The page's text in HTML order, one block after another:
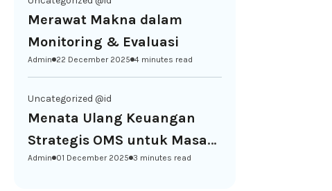
Merawat Makna dalam
Monitoring & Evaluasi
Admin 22 December 2025 4 minutes read
Uncategorized @id
Menata Ulang Keuangan
Strategis OMS untuk Masa
Depan yang Berkelanjutan
Admin 01 December 2025 3 minutes read